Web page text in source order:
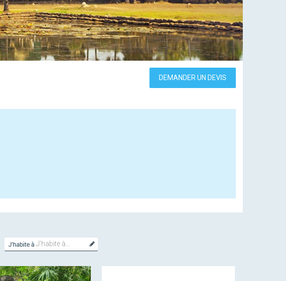
DEMANDER UN DEVIS
J'habite
à...